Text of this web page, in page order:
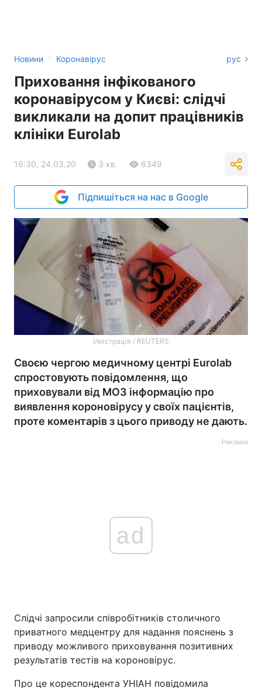
Новини › Коронавірус рус
Приховання інфікованого
коронавірусом у Києві: слідчі
викликали на допит працівників
клініки Eurolab
16:30, 24.03.20 3 хв. 6349
Підпишіться на нас в Google
Ілюстрація / REUTERS
Своєю чергою медичному центрі Eurolab
спростовують повідомлення, що
приховували від МОЗ інформацію про
виявлення короновірусу у своїх пацієнтів,
проте коментарів з цього приводу не дають.
Реклама
ad
Слідчі запросили співробітників столичного
приватного медцентру для надання пояснень з
приводу можливого приховування позитивних
результатів тестів на короновірус.
Про це кореспондента УНІАН повідомила